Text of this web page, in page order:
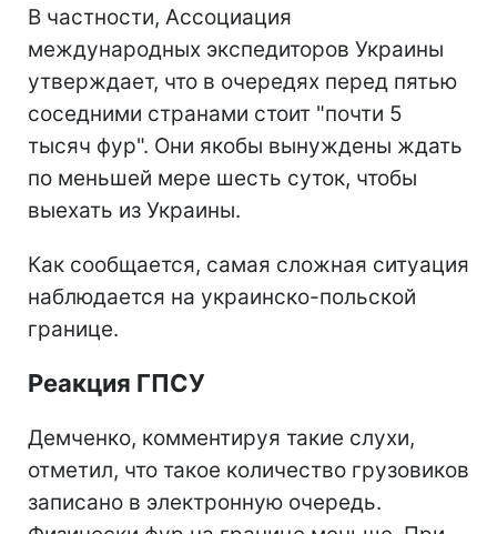
В частности, Ассоциация
международных экспедиторов Украины
утверждает, что в очередях перед пятью
соседними странами стоит "почти 5
тысяч фур". Они якобы вынуждены ждать
по меньшей мере шесть суток, чтобы
выехать из Украины.
Как сообщается, самая сложная ситуация
наблюдается на украинско-польской
границе.
Реакция ГПСУ
Демченко, комментируя такие слухи,
отметил, что такое количество грузовиков
записано в электронную очередь.